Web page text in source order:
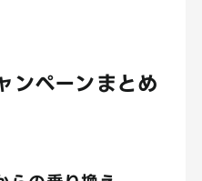
ンペーンまとめ